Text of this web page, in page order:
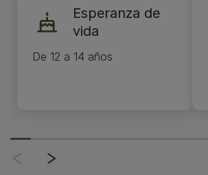
Esperanza de
vida
De 12 a 14 años